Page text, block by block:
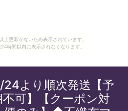
上更新がないため表示されています。
時間以内に表示されなくなります。
24より順次発送【予
可】【クーポン対